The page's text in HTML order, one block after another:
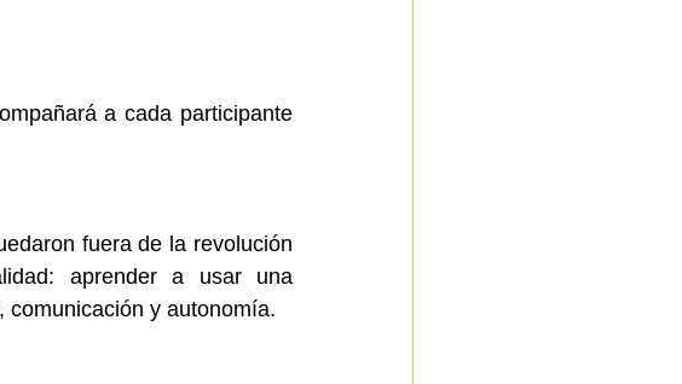
a cada participante
fuera de la revolución
aprender a usar una
comunicación y autonomía.